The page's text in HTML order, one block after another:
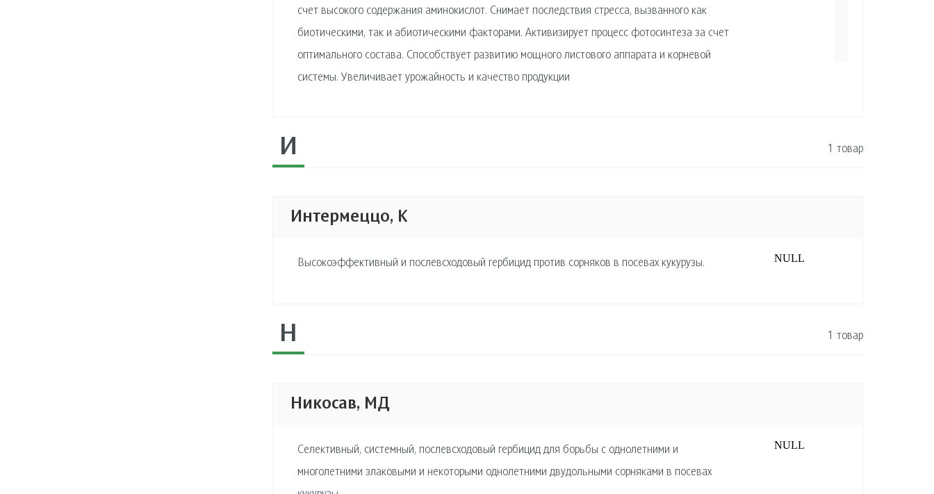
счет высокого содержания аминокислот. Снимает последствия стресса, вызванного как
биотическими, так и абиотическими факторами. Активизирует процесс фотосинтеза за счет
оптимального состава. Способствует развитию мощного листового аппарата и корневой
системы. Увеличивает урожайность и качество продукции
И 1 товар
Интермеццо, К
Высокоэффективный и послевсходовый гербицид против сорняков в посевах кукурузы. NULL
Н 1 товар
Никосав, МД
Селективный, системный, послевсходовый гербицид для борьбы с однолетними и
многолетними злаковыми и некоторыми однолетними двудольными сорняками в посевах
NULL